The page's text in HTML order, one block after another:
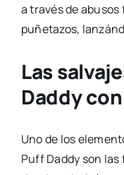
a través de
puñetazos,
Las
Daddy
Uno de los
Puff Daddy son